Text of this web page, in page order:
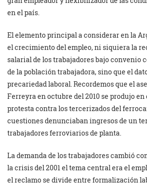
en el país.
El elemento principal a considerar en la
el crecimiento del empleo, ni siquiera la
salarial de los trabajadores bajo convenio
de la población trabajadora, sino que el
precariedad laboral. Recordemos que el
Ferreyra en octubre del 2010 se produjo
protesta contra los tercerizados del
cuestiones denunciaban ingresos de un
trabajadores ferroviarios de planta.
La demanda de los trabajadores cambió
la crisis del 2001 el tema central era el
el reclamo se divide entre formalización